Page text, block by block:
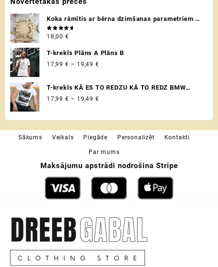
Koka rāmītis ar bērna dzimšanas parametriem /
metriku - personalizēta dāvana raudzībās un
citos svētkos ♡
Novērtēts
ar 5.00
18,00 €
T-krekls Plāns A Plāns B
17,99 € – 19,49 €
17,99 €
T-krekls KĀ ES TO REDZU KĀ TO REDZ BMW
VADITĀJS
17,99 € – 19,49 €
through
19,49 €
Sākums Veikals Piegāde Personalizēt Kontakti
Par mums
Maksājumu apstrādi nodrošina Stripe